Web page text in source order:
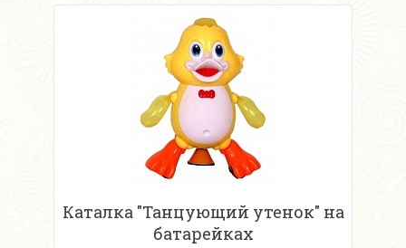
Каталка "Танцующий утенок" на
батарейках